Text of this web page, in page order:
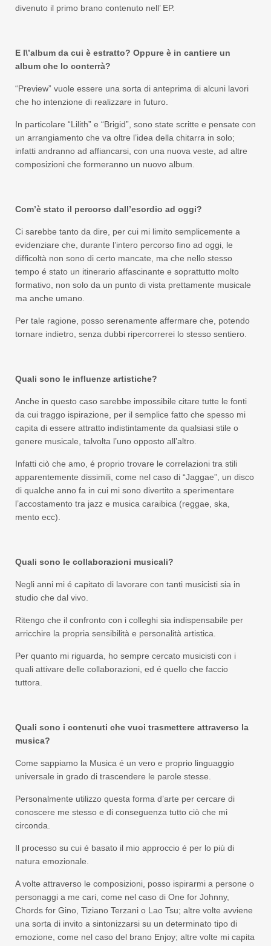
divenuto il primo brano contenuto nell’ EP.
E l\’album da cui è estratto? Oppure è in cantiere un
album che lo conterrà?
“Preview” vuole essere una sorta di anteprima di alcuni lavori
che ho intenzione di realizzare in futuro.
In particolare “Lilith” e “Brigid”, sono state scritte e pensate con
un arrangiamento che va oltre l’idea della chitarra in solo;
infatti andranno ad affiancarsi, con una nuova veste, ad altre
composizioni che formeranno un nuovo album.
Com’è stato il percorso dall’esordio ad oggi?
Ci sarebbe tanto da dire, per cui mi limito semplicemente a
evidenziare che, durante l’intero percorso fino ad oggi, le
difficoltà non sono di certo mancate, ma che nello stesso
tempo é stato un itinerario affascinante e soprattutto molto
formativo, non solo da un punto di vista prettamente musicale
ma anche umano.
Per tale ragione, posso serenamente affermare che, potendo
tornare indietro, senza dubbi ripercorrerei lo stesso sentiero.
Quali sono le influenze artistiche?
Anche in questo caso sarebbe impossibile citare tutte le fonti
da cui traggo ispirazione, per il semplice fatto che spesso mi
capita di essere attratto indistintamente da qualsiasi stile o
genere musicale, talvolta l’uno opposto all’altro.
Infatti ciò che amo, é proprio trovare le correlazioni tra stili
apparentemente dissimili, come nel caso di “Jaggae”, un disco
di qualche anno fa in cui mi sono divertito a sperimentare
l’accostamento tra jazz e musica caraibica (reggae, ska,
mento ecc).
Quali sono le collaborazioni musicali?
Negli anni mi é capitato di lavorare con tanti musicisti sia in
studio che dal vivo.
Ritengo che il confronto con i colleghi sia indispensabile per
arricchire la propria sensibilità e personalità artistica.
Per quanto mi riguarda, ho sempre cercato musicisti con i
quali attivare delle collaborazioni, ed é quello che faccio
tuttora.
Quali sono i contenuti che vuoi trasmettere attraverso la
musica?
Come sappiamo la Musica é un vero e proprio linguaggio
universale in grado di trascendere le parole stesse.
Personalmente utilizzo questa forma d’arte per cercare di
conoscere me stesso e di conseguenza tutto ciò che mi
circonda.
Il processo su cui é basato il mio approccio é per lo più di
natura emozionale.
A volte attraverso le composizioni, posso ispirarmi a persone o
personaggi a me cari, come nel caso di One for Johnny,
Chords for Gino, Tiziano Terzani o Lao Tsu; altre volte avviene
una sorta di invito a sintonizzarsi su un determinato tipo di
emozione, come nel caso del brano Enjoy; altre volte mi capita